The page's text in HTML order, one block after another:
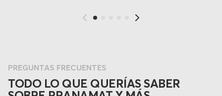
PREGUNTAS FRECUENTES
TODO LO QUE QUERÍAS SABER